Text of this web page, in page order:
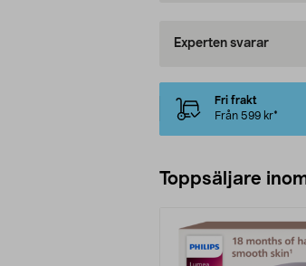
Experten svarar
Fri frakt
Från 599 kr*
Toppsäljare